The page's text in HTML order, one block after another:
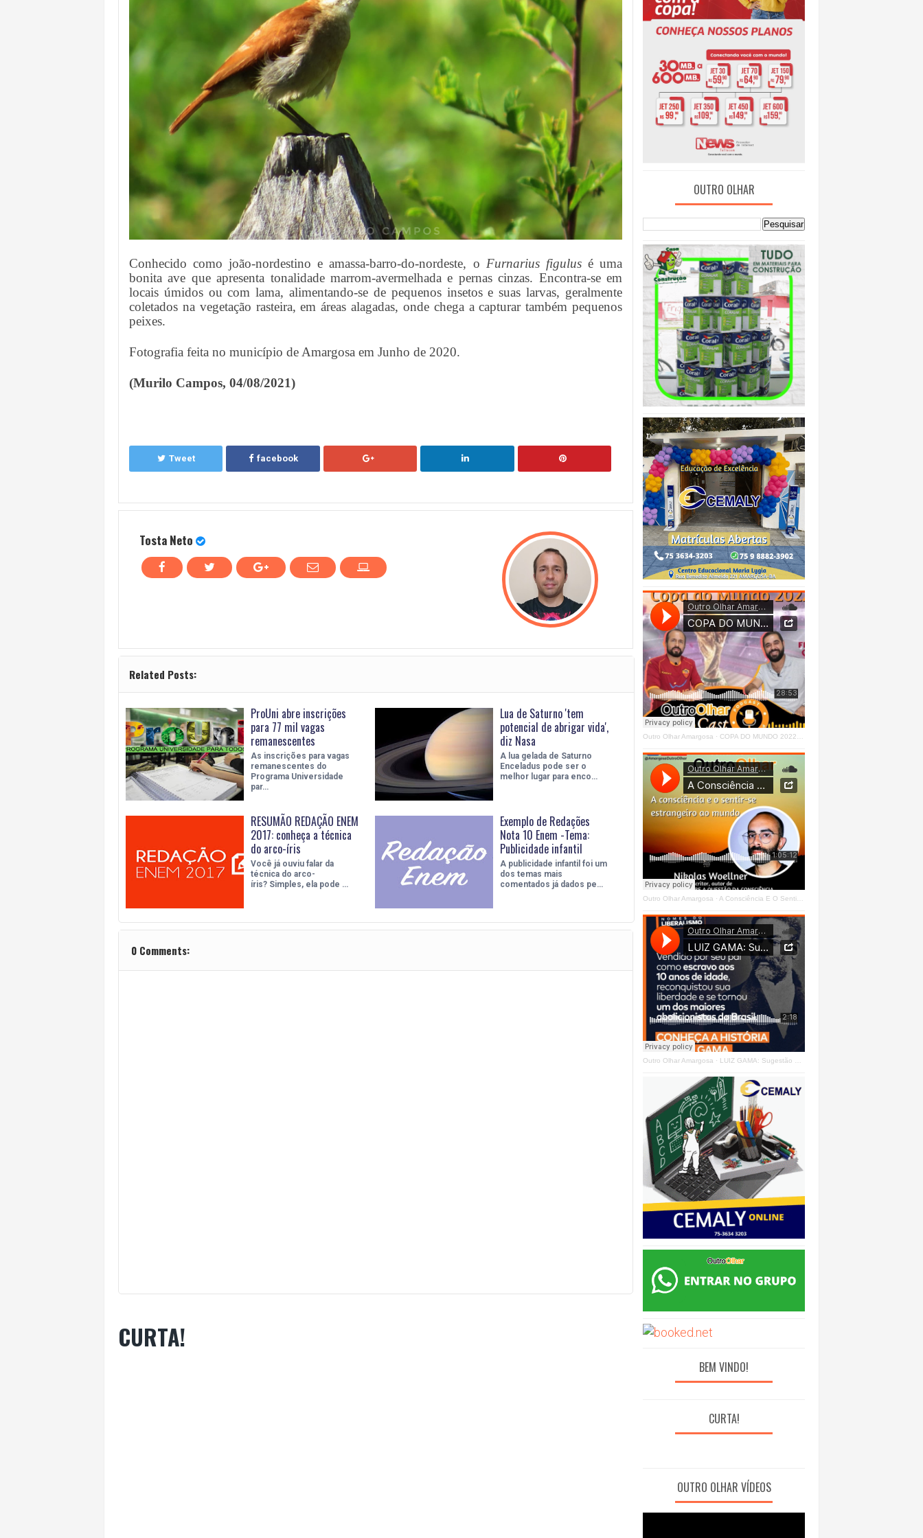
Conhecido como joão-nordestino e amassa-barro-do-nordeste, o Furnarius figulusé uma
bonita ave que apresenta tonalidade marrom-avermelhada e pernas cinzas. Encontra-se em
locais úmidos ou com lama, alimentando-se de pequenos insetos e suas larvas, geralmente
coletados na vegetação rasteira, em áreas alagadas, onde chega a capturar também pequenos
peixes.
Fotografia feita no município de Amargosa em Junho de 2020.
(Murilo Campos, 04/08/2021)
Tweet facebook
Tosta Neto
Related Posts:
ProUni abre inscrições
para 77 mil vagas
remanescentes
As inscrições para vagas
remanescentes do
Programa Universidade
par…
Lua de Saturno 'tem
potencial de abrigar vida',
diz Nasa
A lua gelada de Saturno
Enceladus pode ser o
melhor lugar para enco…
RESUMÃO REDAÇÃO ENEM
2017: conheça a técnica
do arco-íris
Você já ouviu falar da
técnica do arco-
íris? Simples, ela pode …
Exemplo de Redações
Nota 10 Enem -Tema:
Publicidade infantil
A publicidade infantil foi um
dos temas mais
comentados já dados pe…
0 Comments:
CURTA!
OUTRO OLHAR
Outro Olhar Amargosa · COPA DO MUNDO 2022 - OUTRO OLHAR CAST #O1 Right
Outro Olhar Amargosa · A Consciência E O Sentir - Se Estrangeiro Ao Mundo
Outro Olhar Amargosa · LUIZ GAMA: Sugestão Outro Olhar
BEM VINDO!
CURTA!
OUTRO OLHAR VÍDEOS